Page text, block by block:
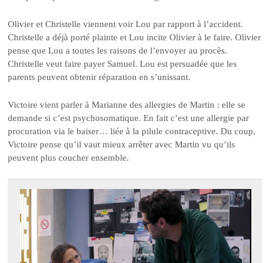
Olivier et Christelle viennent voir Lou par rapport à l’accident.
Christelle a déjà porté plainte et Lou incite Olivier à le faire. Olivier
pense que Lou a toutes les raisons de l’envoyer au procès.
Christelle veut faire payer Samuel. Lou est persuadée que les
parents peuvent obtenir réparation en s’unissant.
Victoire vient parler à Marianne des allergies de Martin : elle se
demande si c’est psychosomatique. En fait c’est une allergie par
procuration via le baiser… liée à la pilule contraceptive. Du coup,
Victoire pense qu’il vaut mieux arrêter avec Martin vu qu’ils
peuvent plus coucher ensemble.